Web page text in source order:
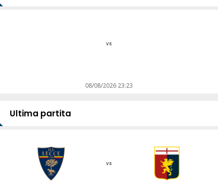
vs
08/08/2026 23:23
Ultima partita
vs